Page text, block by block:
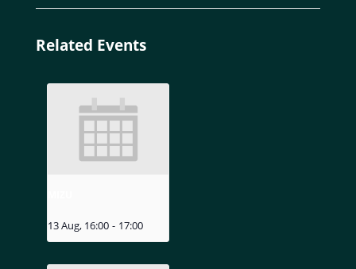
Related Events
13 Aug, 16:00 - 17:00